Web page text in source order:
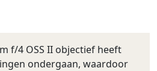
f/4 OSS II objectief heeft
ondergaan, waardoor